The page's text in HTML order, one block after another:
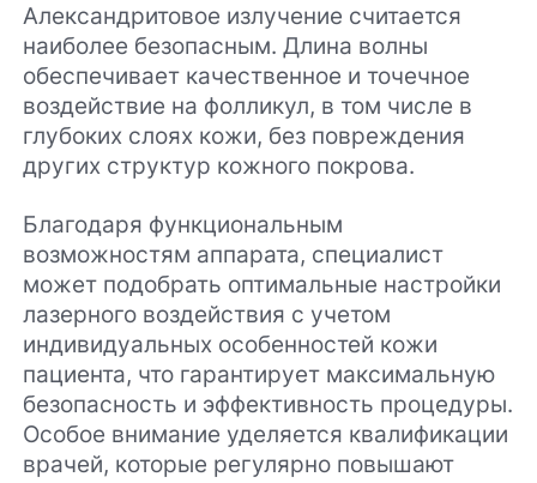
Александритовое излучение считается
наиболее безопасным. Длина волны
обеспечивает качественное и точечное
воздействие на фолликул, в том числе в
глубоких слоях кожи, без повреждения
других структур кожного покрова.
Благодаря функциональным
возможностям аппарата, специалист
может подобрать оптимальные настройки
лазерного воздействия с учетом
индивидуальных особенностей кожи
пациента, что гарантирует максимальную
безопасность и эффективность процедуры.
Особое внимание уделяется квалификации
врачей, которые регулярно повышают